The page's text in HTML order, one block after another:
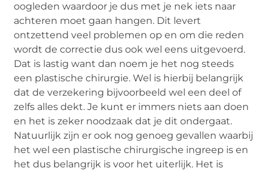
oogleden waardoor je dus met je nek iets naar
achteren moet gaan hangen. Dit levert
ontzettend veel problemen op en om die reden
wordt de correctie dus ook wel eens uitgevoerd.
Dat is lastig want dan noem je het nog steeds
een plastische chirurgie. Wel is hierbij belangrijk
dat de verzekering bijvoorbeeld wel een deel of
zelfs alles dekt. Je kunt er immers niets aan doen
en het is zeker noodzaak dat je dit ondergaat.
Natuurlijk zijn er ook nog genoeg gevallen waarbij
het wel een plastische chirurgische ingreep is en
het dus belangrijk is voor het uiterlijk. Het is